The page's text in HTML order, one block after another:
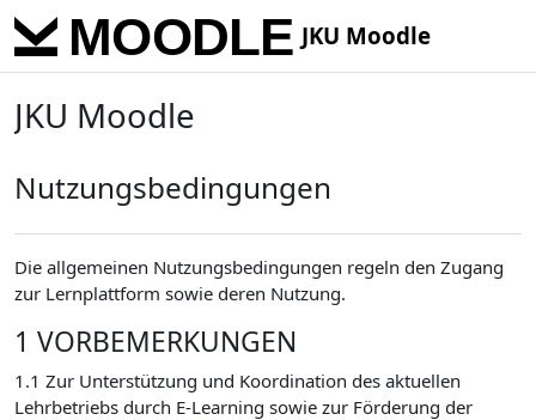
Skip to main content
JKU Moodle
JKU Moodle
Nutzungsbedingungen
Die allgemeinen Nutzungsbedingungen regeln den Zugang
zur Lernplattform sowie deren Nutzung.
1 VORBEMERKUNGEN
1.1 Zur Unterstützung und Koordination des aktuellen
Lehrbetriebs durch E-Learning sowie zur Förderung der